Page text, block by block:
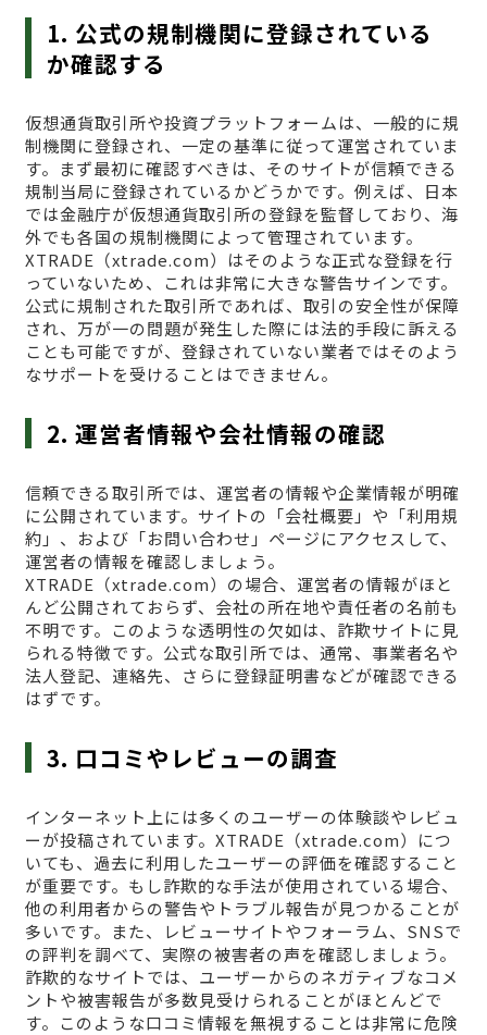
1. 公式の規制機関に登録されている
か確認する
仮想通貨取引所や投資プラットフォームは、一般的に規
制機関に登録され、一定の基準に従って運営されていま
す。まず最初に確認すべきは、そのサイトが信頼できる
規制当局に登録されているかどうかです。例えば、日本
では金融庁が仮想通貨取引所の登録を監督しており、海
外でも各国の規制機関によって管理されています。
XTRADE（xtrade.com）はそのような正式な登録を行
っていないため、これは非常に大きな警告サインです。
公式に規制された取引所であれば、取引の安全性が保障
され、万が一の問題が発生した際には法的手段に訴える
ことも可能ですが、登録されていない業者ではそのよう
なサポートを受けることはできません。
2. 運営者情報や会社情報の確認
信頼できる取引所では、運営者の情報や企業情報が明確
に公開されています。サイトの「会社概要」や「利用規
約」、および「お問い合わせ」ページにアクセスして、
運営者の情報を確認しましょう。
XTRADE（xtrade.com）の場合、運営者の情報がほと
んど公開されておらず、会社の所在地や責任者の名前も
不明です。このような透明性の欠如は、詐欺サイトに見
られる特徴です。公式な取引所では、通常、事業者名や
法人登記、連絡先、さらに登録証明書などが確認できる
はずです。
3. 口コミやレビューの調査
インターネット上には多くのユーザーの体験談やレビュ
ーが投稿されています。XTRADE（xtrade.com）につ
いても、過去に利用したユーザーの評価を確認すること
が重要です。もし詐欺的な手法が使用されている場合、
他の利用者からの警告やトラブル報告が見つかることが
多いです。また、レビューサイトやフォーラム、SNSで
の評判を調べて、実際の被害者の声を確認しましょう。
詐欺的なサイトでは、ユーザーからのネガティブなコメ
ントや被害報告が多数見受けられることがほとんどで
す。このような口コミ情報を無視することは非常に危険